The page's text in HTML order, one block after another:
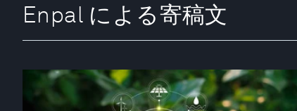
Enpal による寄稿文